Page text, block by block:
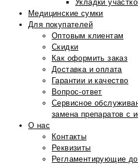
Укладки
Медицинские сумки
Для покупателей
Оптовым клиентам
Скидки
Как оформить заказ
Доставка и оплата
Гарантии и качество
Вопрос-ответ
Сервисное
замена препаратов с
О нас
Контакты
Реквизиты
Регламентирующие